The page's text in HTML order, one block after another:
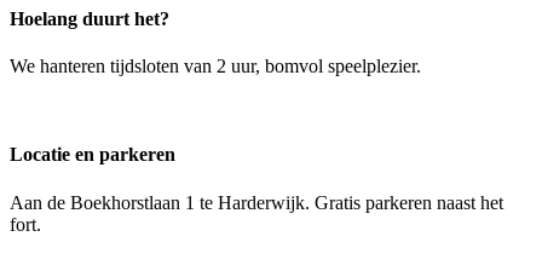
Hoelang duurt het?
We hanteren tijdsloten van 2 uur, bomvol speelplezier.
Locatie en parkeren
Aan de Boekhorstlaan 1 te Harderwijk. Gratis parkeren naast het
fort.